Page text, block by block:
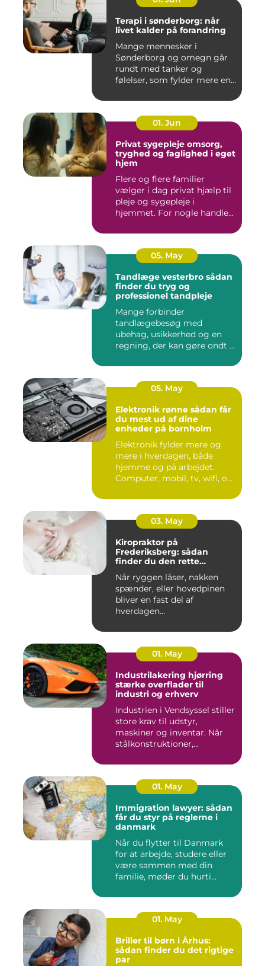
Terapi i sønderborg: når
livet kalder på forandring
Mange mennesker i
Sønderborg og omegn går
rundt med tanker og
følelser, som fylder mere end
01. Jun
Privat sygepleje omsorg,
tryghed og faglighed i eget
hjem
Flere og flere familier
vælger i dag privat hjælp til
pleje og sygepleje i
hjemmet. For nogle handle...
05. May
Tandlæge vesterbro sådan
finder du tryg og
professionel tandpleje
Mange forbinder
tandlægebesøg med
ubehag, usikkerhed og en
regning, der kan gøre ondt i
05. May
Elektronik rønne sådan får
du mest ud af dine
enheder på bornholm
Elektronik fylder mere og
mere i hverdagen, både
hjemme og på arbejdet.
Computer, mobil, tv, wifi, o...
03. May
Kiropraktor på
Frederiksberg: sådan
finder du den rette
Når ryggen låser, nakken
spænder, eller hovedpinen
bliver en fast del af
hverdagen...
01. May
Industrilakering hjørring
stærke overflader til
industri og erhverv
Industrien i Vendsyssel stiller
store krav til udstyr,
maskiner og inventar. Når
stålkonstruktioner,...
01. May
Immigration lawyer: sådan
får du styr på reglerne i
danmark
Når du flytter til Danmark
for at arbejde, studere eller
være sammen med din
familie, møder du hurti...
01. May
Briller til børn i Århus:
sådan finder du det rigtige
par